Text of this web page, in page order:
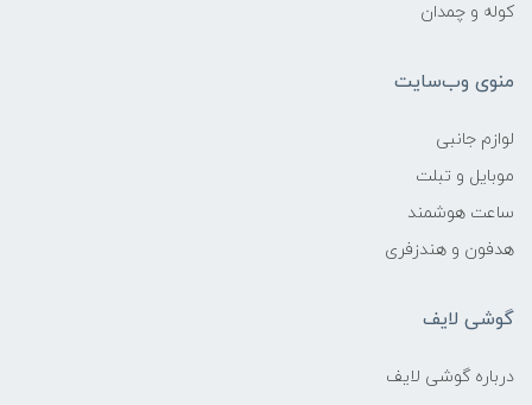
کوله و چمدان
منوی وب‌سایت
لوازم جانبی
موبایل و تبلت
ساعت هوشمند
هدفون و هندزفری
گوشی لایف
درباره گوشی لایف